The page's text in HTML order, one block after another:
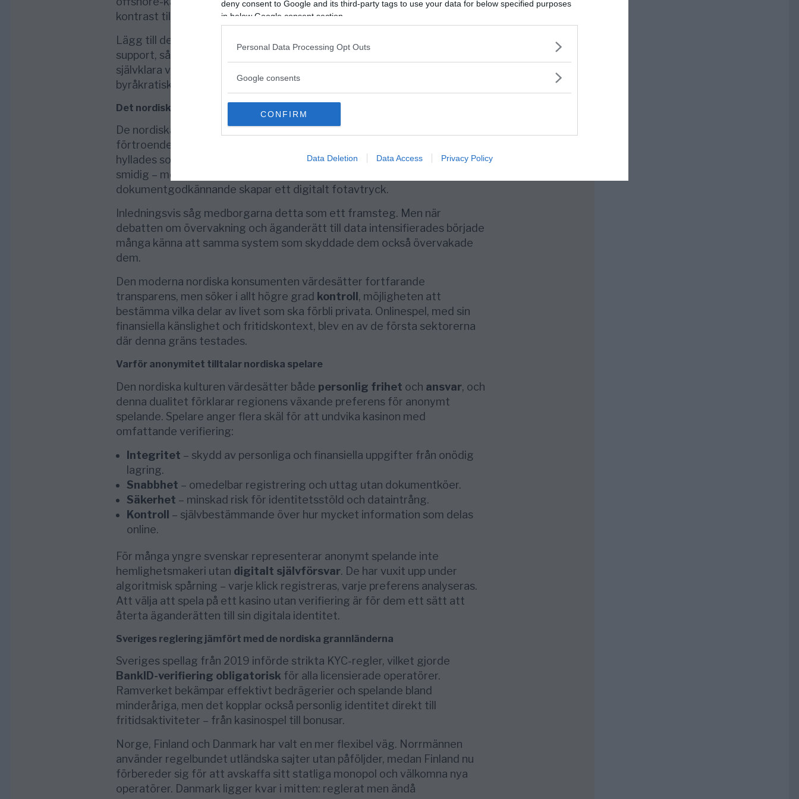
deny consent to Google and its third-party tags to use your data for below specified purposes
in below Google consent section.
Personal Data Processing Opt Outs
Google consents
CONFIRM
Data Deletion Data Access Privacy Policy
kontrast till de daglånga väntetiderna under svenska BankID-system.
Lägg till det större bonusgränser, bredare spelbibliotek och flerspråkig
support, så är det lätt att förstå varför offshore-segmentet har blivit det
självklara valet för spelare som söker internationella standarder utan
byråkratiska friktioner.
Det nordiska digitala landskapet – när transparens känns påträngande
De nordiska länderna byggde sina digitala identitetssystem på
förtroende. Sveriges
hyllades som genombrott inom onlinesäkerhet. De gjorde vardagen
smidig – men också permanent spårbar. Varje betalning, inloggning eller
dokumentgodkännande skapar ett digitalt fotavtryck.
Inledningsvis såg medborgarna detta som ett framsteg. Men när
debatten om övervakning och äganderätt till data intensifierades började
många känna att samma system som skyddade dem också övervakade
dem.
Den moderna nordiska konsumenten värdesätter fortfarande
transparens, men söker i allt högre grad kontroll , möjligheten att
bestämma vilka delar av livet som ska förbli privata. Onlinespel, med sin
finansiella känslighet och fritidskontext, blev en av de första sektorerna
där denna gräns testades.
Varför anonymitet tilltalar nordiska spelare
Den nordiska kulturen värdesätter både personlig frihet och ansvar, och
denna dualitet förklarar regionens växande preferens för anonymt
spelande. Spelare anger flera skäl för att undvika kasinon med
omfattande verifiering:
Integritet – skydd av personliga och finansiella uppgifter från onödig
lagring.
Snabbhet – omedelbar registrering och uttag utan dokumentköer.
Säkerhet – minskad risk för identitetsstöld och dataintrång.
Kontroll – självbestämmande över hur mycket information som delas
online.
För många yngre svenskar representerar anonymt spelande inte
hemlighetsmakeri utan digitalt självförsvar. De har vuxit upp under
algoritmisk spårning – varje klick registreras, varje preferens analyseras.
Att välja att spela på ett kasino utan verifiering är för dem ett sätt att
återta äganderätten till sin digitala identitet.
Sveriges reglering jämfört med de nordiska grannländerna
Sveriges spellag från 2019 införde strikta KYC-regler, vilket gjorde
BankID-verifiering obligatorisk för alla licensierade operatörer.
Ramverket bekämpar effektivt bedrägerier och spelande bland
minderåriga, men det kopplar också personlig identitet direkt till
fritidsaktiviteter – från kasinospel till bonusar.
Norge, Finland och Danmark har valt en mer flexibel väg. Norrmännen
använder regelbundet utländska sajter utan påföljder, medan Finland nu
förbereder sig för att avskaffa sitt statliga monopol och välkomna nya
operatörer. Danmark ligger kvar i mitten: reglerat men ändå